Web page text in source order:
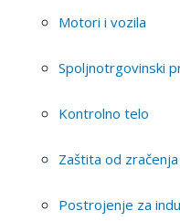
Motori i vozila
Spoljnotrgovinski
Kontrolno telo
Zaštita od zračenja
Postrojenje za